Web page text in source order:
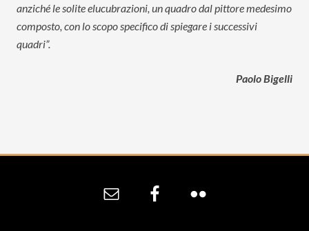
anziché le solite elucubrazioni, un quadro dal pittore medesimo
composto, con lo scopo specifico di spiegare i successivi
quadri”.
Paolo Bigelli